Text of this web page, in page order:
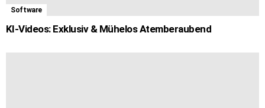
Software
KI-Videos: Exklusiv & Mühelos Atemberaubend